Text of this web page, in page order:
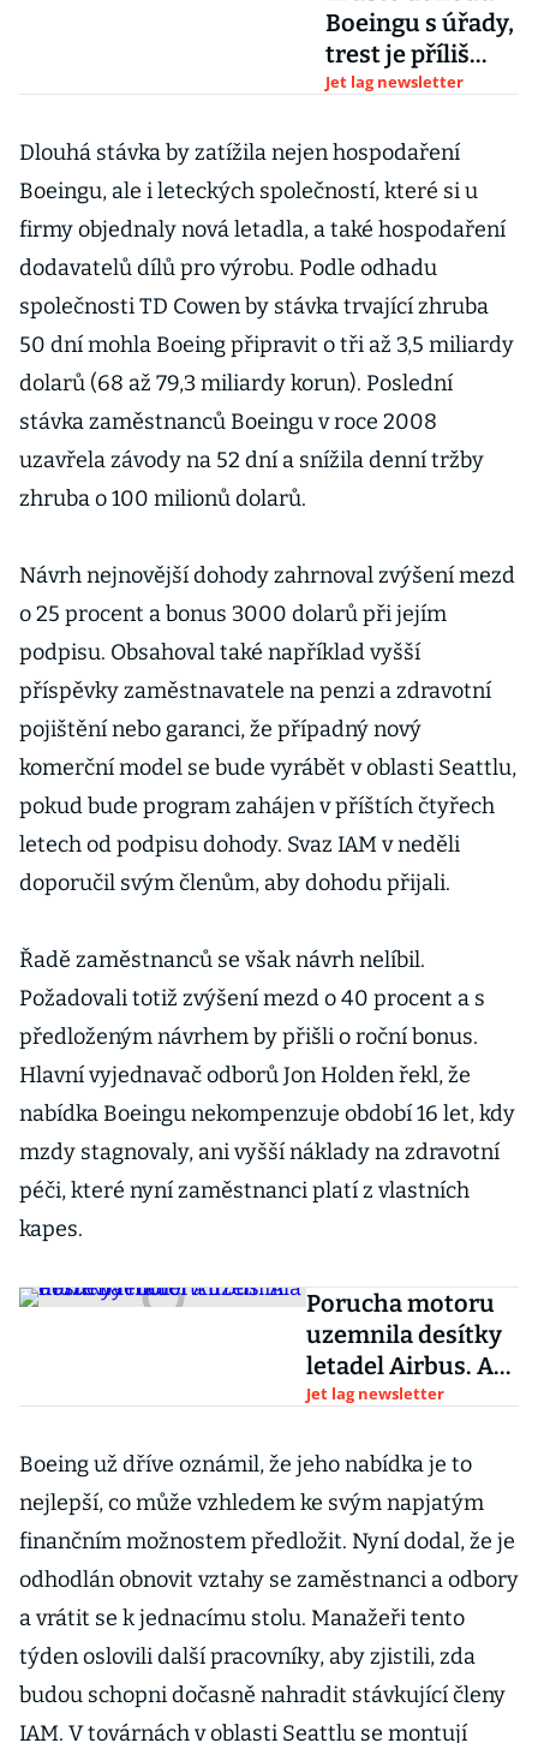
Boeingu s úřady,
trest je příliš
mírný, žádají u
Jet lag newsletter
Dlouhá stávka by zatížila nejen hospodaření
Boeingu, ale i leteckých společností, které si u
firmy objednaly nová letadla, a také hospodaření
dodavatelů dílů pro výrobu. Podle odhadu
společnosti TD Cowen by stávka trvající zhruba
50 dní mohla Boeing připravit o tři až 3,5 miliardy
dolarů (68 až 79,3 miliardy korun). Poslední
stávka zaměstnanců Boeingu v roce 2008
uzavřela závody na 52 dní a snížila denní tržby
zhruba o 100 milionů dolarů.
Návrh nejnovější dohody zahrnoval zvýšení mezd
o 25 procent a bonus 3000 dolarů při jejím
podpisu. Obsahoval také například vyšší
příspěvky zaměstnavatele na penzi a zdravotní
pojištění nebo garanci, že případný nový
komerční model se bude vyrábět v oblasti Seattlu,
pokud bude program zahájen v příštích čtyřech
letech od podpisu dohody. Svaz IAM v neděli
doporučil svým členům, aby dohodu přijali.
Řadě zaměstnanců se však návrh nelíbil.
Požadovali totiž zvýšení mezd o 40 procent a s
předloženým návrhem by přišli o roční bonus.
Hlavní vyjednavač odborů Jon Holden řekl, že
nabídka Boeingu nekompenzuje období 16 let, kdy
mzdy stagnovaly, ani vyšší náklady na zdravotní
péči, které nyní zaměstnanci platí z vlastních
kapes.
Porucha motoru
uzemnila desítky
letadel Airbus. A
může být hůř
Jet lag newsletter
Boeing už dříve oznámil, že jeho nabídka je to
nejlepší, co může vzhledem ke svým napjatým
finančním možnostem předložit. Nyní dodal, že je
odhodlán obnovit vztahy se zaměstnanci a odbory
a vrátit se k jednacímu stolu. Manažeři tento
týden oslovili další pracovníky, aby zjistili, zda
budou schopni dočasně nahradit stávkující členy
IAM. V továrnách v oblasti Seattlu se montují